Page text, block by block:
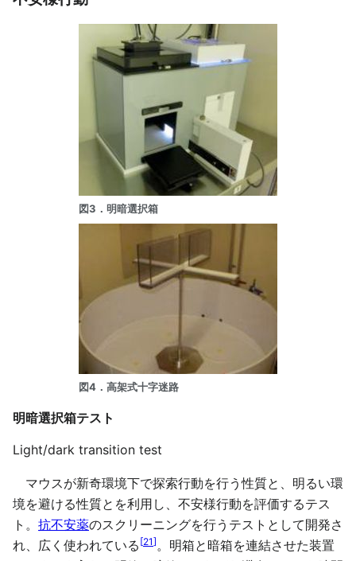
図3．明暗選択箱
図4．高架式十字迷路
明暗選択箱テスト
Light/dark transition test
マウスが新奇環境下で探索行動を行う性質と、明るい環
境を避ける性質とを利用し、不安様行動を評価するテス
ト。 抗不安薬のスクリーニングを行うテストとして開発さ
れ、広く使われている [21] 。明箱と暗箱を連結させた装置